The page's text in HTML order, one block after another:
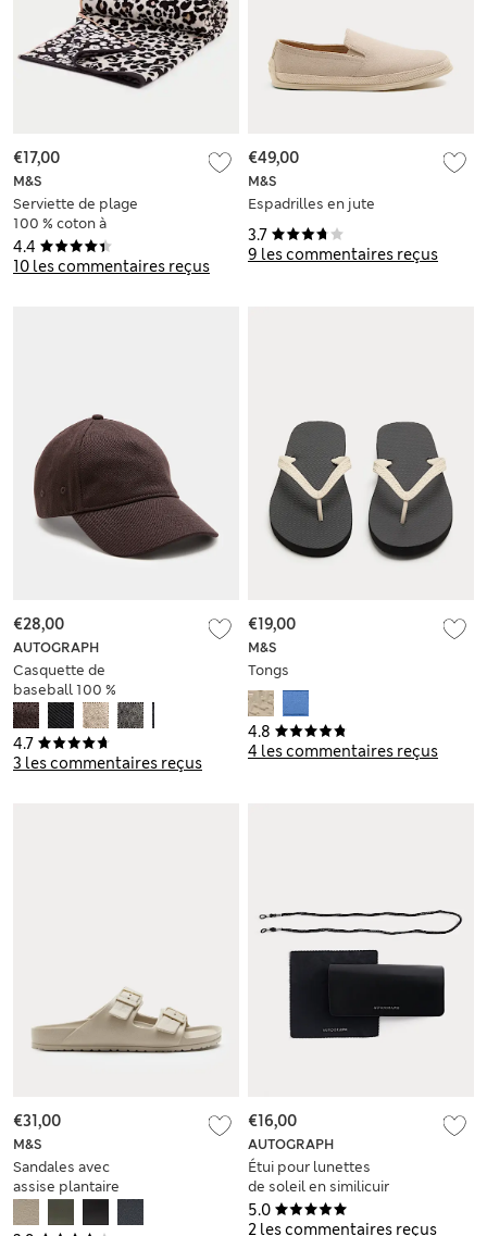
4.4
10 les commentaires reçus
M&S
Serviette de plage
100 % coton à
imprimé léopard
€17,00
3.7
9 les commentaires reçus
M&S
Espadrilles en jute
€49,00
4.7
3 les commentaires reçus
AUTOGRAPH
Casquette de
baseball 100 %
coton
€28,00
4.8
4 les commentaires reçus
M&S
Tongs
€19,00
M&S
Sandales avec
assise plantaire
brides
€31,00
5.0
2 les commentaires reçus
AUTOGRAPH
Étui pour lunettes
de soleil en similicuir
€16,00